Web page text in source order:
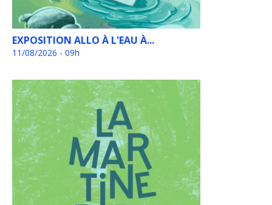
EXPOSITION ALLO À L'EAU À...
11/08/2026 - 09h